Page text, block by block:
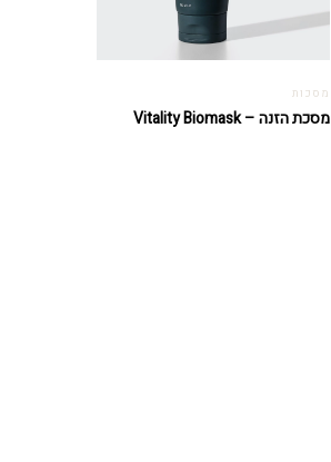
מסכות
מסכת הזנה – Vitality Biomask